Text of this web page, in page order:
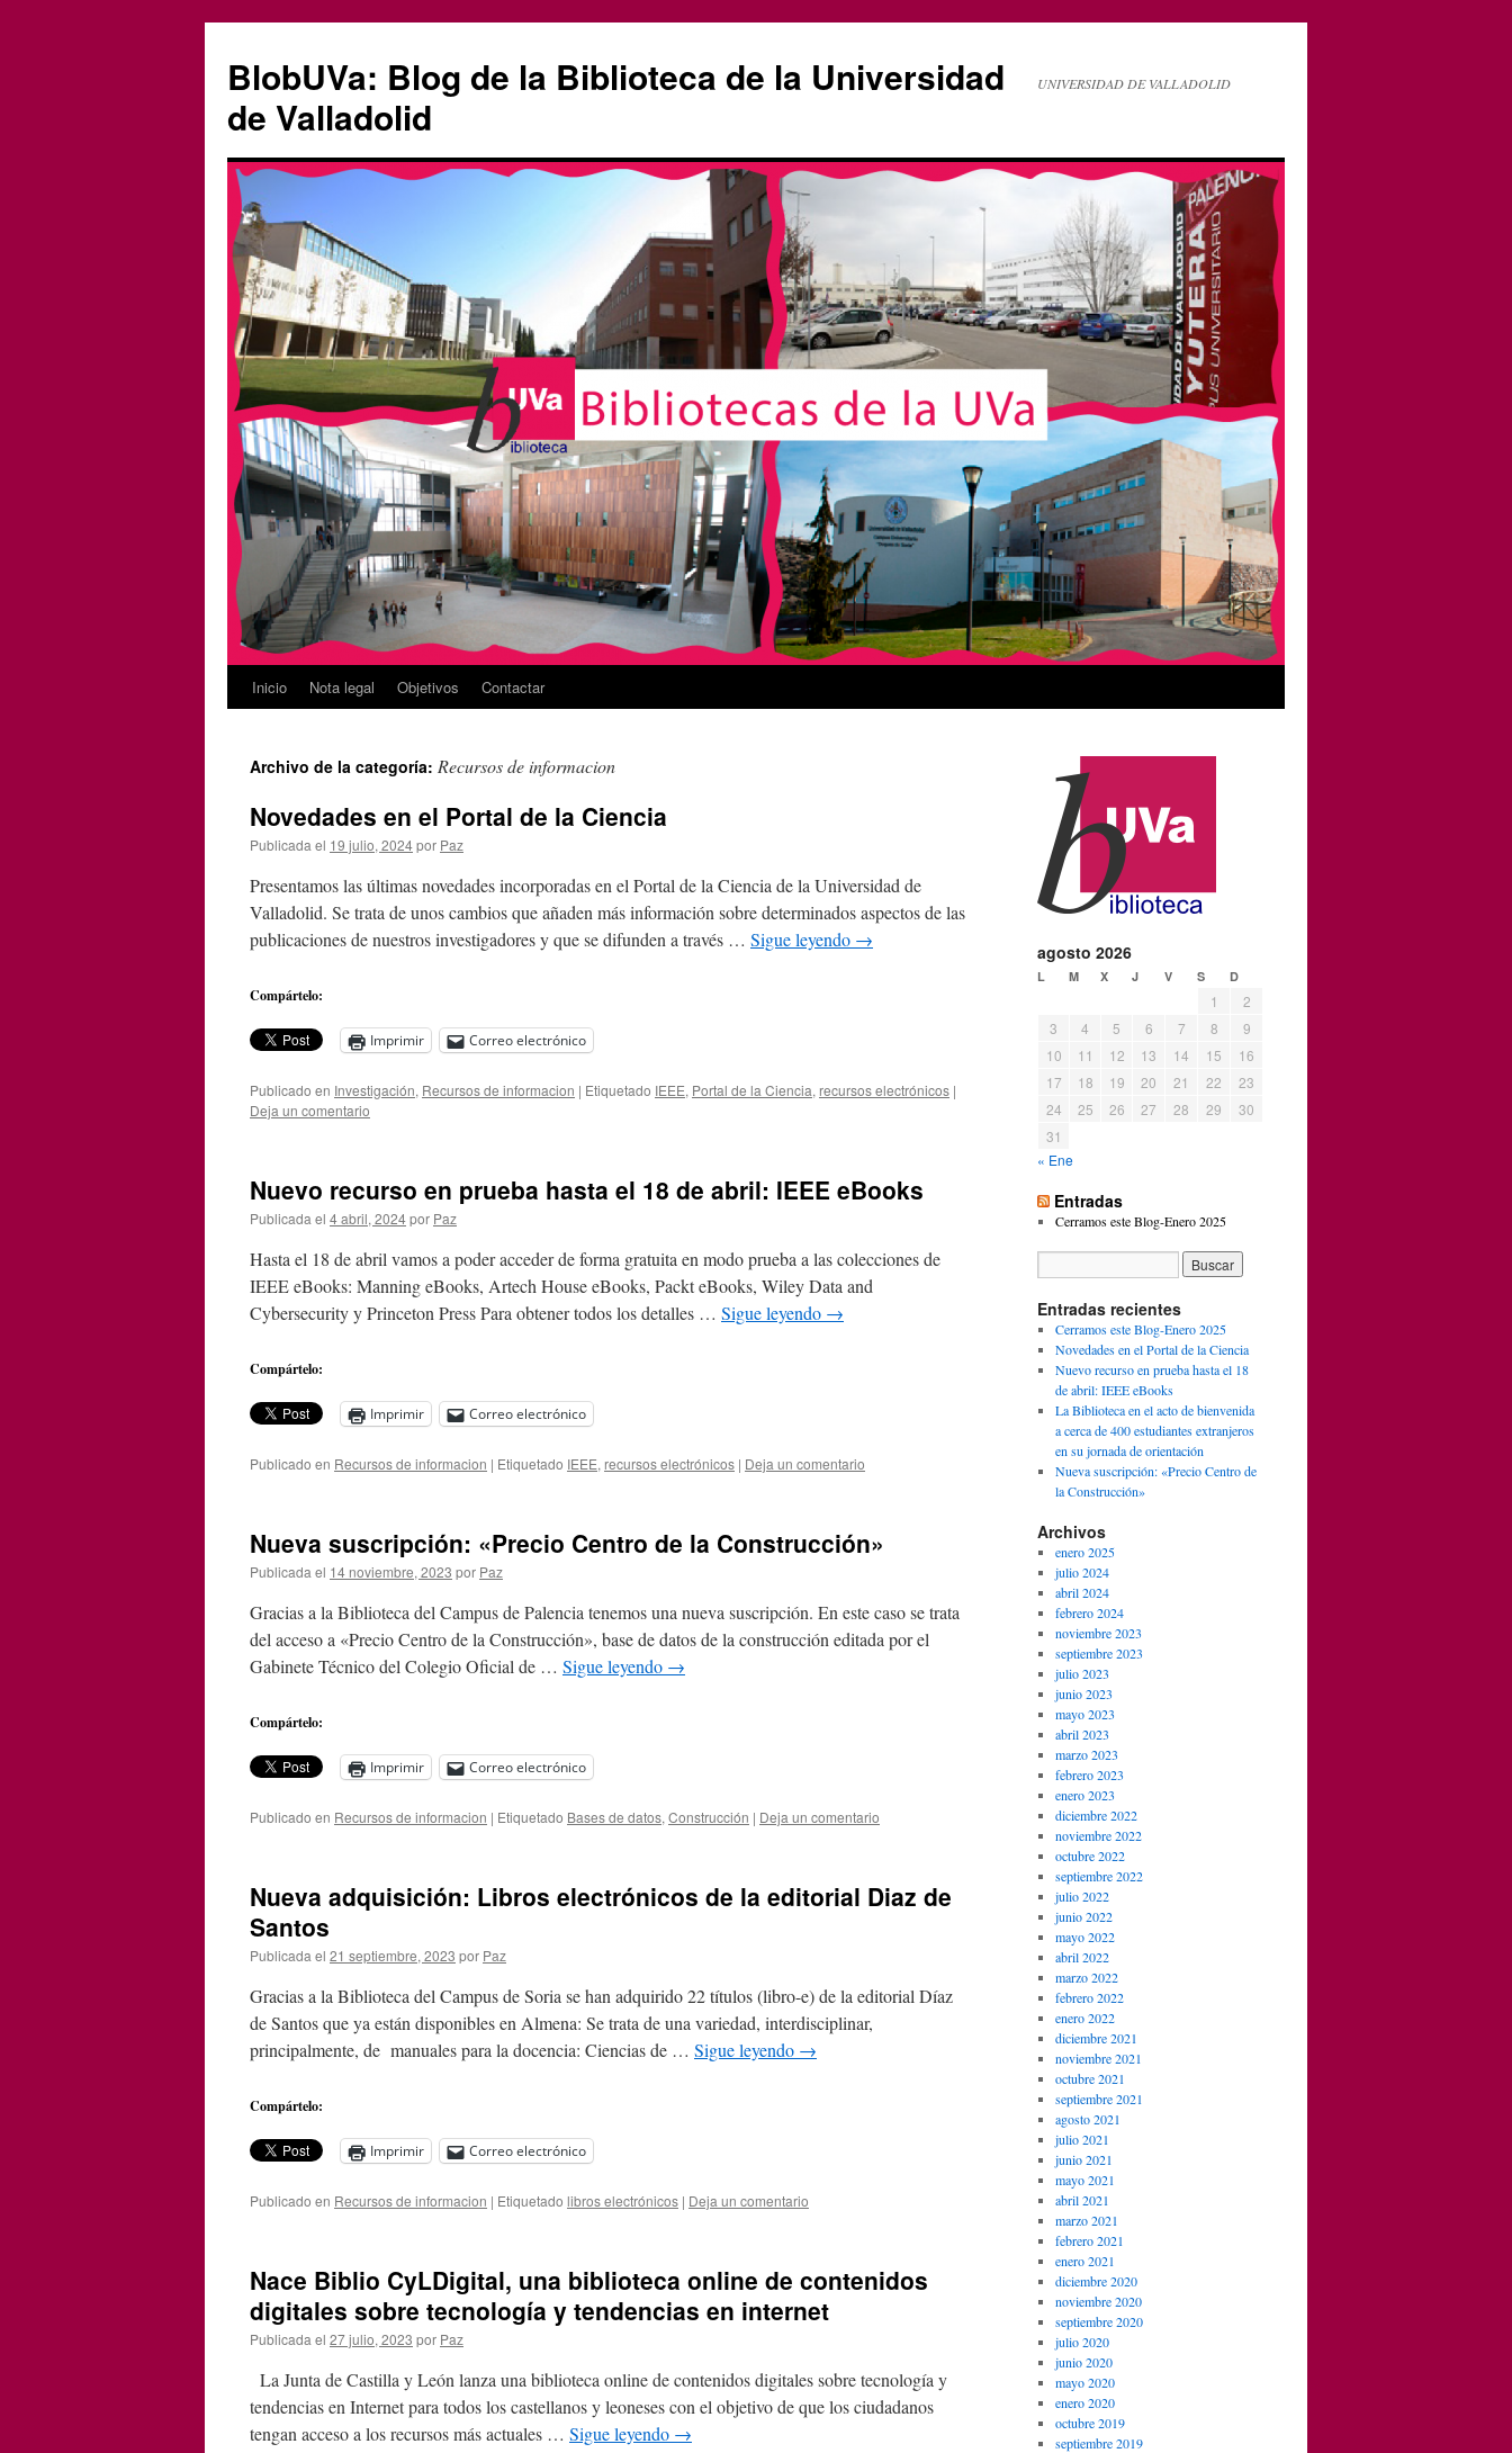
contenido
BlobUVa: Blog de la Biblioteca de la Universidad
de Valladolid
UNIVERSIDAD DE VALLADOLID
Inicio Nota legal Objetivos Contactar
Archivo de la categoría: Recursos de informacion
Novedades en el Portal de la Ciencia
Publicada el 19 julio, 2024por Paz
Presentamos las últimas novedades incorporadas en el Portal de la Ciencia de la Universidad de
Valladolid. Se trata de unos cambios que añaden más información sobre determinados aspectos de las
publicaciones de nuestros investigadores y que se difunden a través … Sigue leyendo →
Compártelo:
Imprimir Correo electrónico
Publicado en Investigación, Recursos de informacion | Etiquetado IEEE, Portal de la Ciencia, recursos electrónicos |
Deja un comentario
Nuevo recurso en prueba hasta el 18 de abril: IEEE eBooks
Publicada el 4 abril, 2024por Paz
Hasta el 18 de abril vamos a poder acceder de forma gratuita en modo prueba a las colecciones de
IEEE eBooks: Manning eBooks, Artech House eBooks, Packt eBooks, Wiley Data and
Cybersecurity y Princeton Press Para obtener todos los detalles … Sigue leyendo →
Compártelo:
Imprimir Correo electrónico
Publicado en Recursos de informacion | Etiquetado IEEE, recursos electrónicos | Deja un comentario
Nueva suscripción: «Precio Centro de la Construcción»
Publicada el 14 noviembre, 2023 por Paz
Gracias a la Biblioteca del Campus de Palencia tenemos una nueva suscripción. En este caso se trata
del acceso a «Precio Centro de la Construcción», base de datos de la construcción editada por el
Gabinete Técnico del Colegio Oficial de … Sigue leyendo →
Compártelo:
Imprimir Correo electrónico
Publicado en Recursos de informacion | Etiquetado Bases de datos, Construcción | Deja un comentario
Nueva adquisición: Libros electrónicos de la editorial Diaz de
Santos
Publicada el 21 septiembre, 2023 por Paz
Gracias a la Biblioteca del Campus de Soria se han adquirido 22 títulos (libro-e) de la editorial Díaz
de Santos que ya están disponibles en Almena: Se trata de una variedad, interdisciplinar,
principalmente, de manuales para la docencia: Ciencias de … Sigue leyendo →
Compártelo:
Imprimir Correo electrónico
Publicado en Recursos de informacion | Etiquetado libros electrónicos | Deja un comentario
Nace Biblio CyLDigital, una biblioteca online de contenidos
digitales sobre tecnología y tendencias en internet
Publicada el 27 julio, 2023 por Paz
La Junta de Castilla y León lanza una biblioteca online de contenidos digitales sobre tecnología y
tendencias en Internet para todos los castellanos y leoneses con el objetivo de que los ciudadanos
tengan acceso a los recursos más actuales … Sigue leyendo →
agosto 2026
L M X J V S D
1
2
3
4 5 6 7 8
9
10
11 12 13 14 15
16
17
18 19 20 21 22
23
24
25 26 27 28 29
30
31
« Ene
Entradas
Cerramos este Blog-Enero 2025
Entradas recientes
Cerramos este Blog-Enero 2025
Novedades en el Portal de la Ciencia
Nuevo recurso en prueba hasta el 18
de abril: IEEE eBooks
La Biblioteca en el acto de bienvenida
a cerca de 400 estudiantes extranjeros
en su jornada de orientación
Nueva suscripción: «Precio Centro de
la Construcción»
Archivos
enero 2025
julio 2024
abril 2024
febrero 2024
noviembre 2023
septiembre 2023
julio 2023
junio 2023
mayo 2023
abril 2023
marzo 2023
febrero 2023
enero 2023
diciembre 2022
noviembre 2022
octubre 2022
septiembre 2022
julio 2022
junio 2022
mayo 2022
abril 2022
marzo 2022
febrero 2022
enero 2022
diciembre 2021
noviembre 2021
octubre 2021
septiembre 2021
agosto 2021
julio 2021
junio 2021
mayo 2021
abril 2021
marzo 2021
febrero 2021
enero 2021
diciembre 2020
noviembre 2020
septiembre 2020
julio 2020
junio 2020
mayo 2020
enero 2020
octubre 2019
septiembre 2019